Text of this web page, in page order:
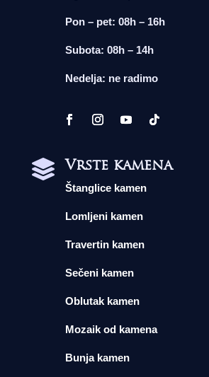
Pon – pet: 08h – 16h
Subota: 08h – 14h
Nedelja: ne radimo
 Vrste kamena
Štanglice kamen
Lomljeni kamen
Travertin kamen
Sečeni kamen
Oblutak kamen
Mozaik od kamena
Bunja kamen